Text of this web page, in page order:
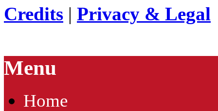
Credits | Privacy & Legal
Menu
Home